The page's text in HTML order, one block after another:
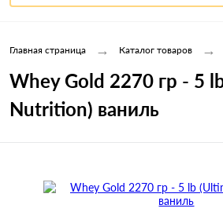
Главная страница → Каталог товаров →
Whey Gold 2270 гр - 5
Nutrition) ваниль